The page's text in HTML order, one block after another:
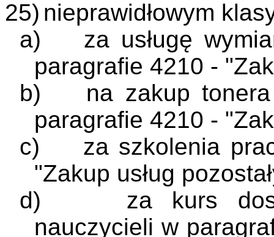
25) nieprawidłowym
a)
za usługę
paragrafie 4210 -
b)
na zakup
paragrafie 4210 -
c)
za szkolenia
"Zakup usług
d)
za kurs
nauczycieli w